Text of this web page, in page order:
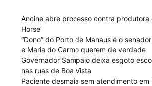
Ancine abre processo contra produtora
Horse’
“Dono” do Porto de Manaus é o
e Maria do Carmo querem de verdade
Governador Sampaio deixa esgoto
nas ruas de Boa Vista
Paciente desmaia sem atendimento em